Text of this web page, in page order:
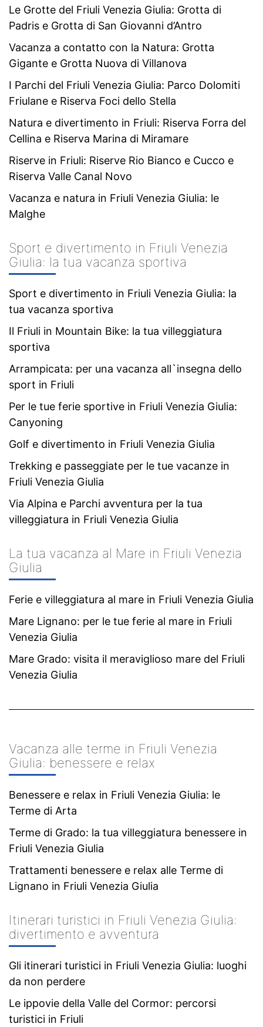
Le Grotte del Friuli Venezia Giulia: Grotta di
Padris e Grotta di San Giovanni d’Antro
Vacanza a contatto con la Natura: Grotta
Gigante e Grotta Nuova di Villanova
I Parchi del Friuli Venezia Giulia: Parco Dolomiti
Friulane e Riserva Foci dello Stella
Natura e divertimento in Friuli: Riserva Forra del
Cellina e Riserva Marina di Miramare
Riserve in Friuli: Riserve Rio Bianco e Cucco e
Riserva Valle Canal Novo
Vacanza e natura in Friuli Venezia Giulia: le
Malghe
Sport e divertimento in Friuli Venezia
Giulia: la tua vacanza sportiva
Sport e divertimento in Friuli Venezia Giulia: la
tua vacanza sportiva
Il Friuli in Mountain Bike: la tua villeggiatura
sportiva
Arrampicata: per una vacanza all`insegna dello
sport in Friuli
Per le tue ferie sportive in Friuli Venezia Giulia:
Canyoning
Golf e divertimento in Friuli Venezia Giulia
Trekking e passeggiate per le tue vacanze in
Friuli Venezia Giulia
Via Alpina e Parchi avventura per la tua
villeggiatura in Friuli Venezia Giulia
La tua vacanza al Mare in Friuli Venezia
Giulia
Ferie e villeggiatura al mare in Friuli Venezia Giulia
Mare Lignano: per le tue ferie al mare in Friuli
Venezia Giulia
Mare Grado: visita il meraviglioso mare del Friuli
Venezia Giulia
Vacanza alle terme in Friuli Venezia
Giulia: benessere e relax
Benessere e relax in Friuli Venezia Giulia: le
Terme di Arta
Terme di Grado: la tua villeggiatura benessere in
Friuli Venezia Giulia
Trattamenti benessere e relax alle Terme di
Lignano in Friuli Venezia Giulia
Itinerari turistici in Friuli Venezia Giulia:
divertimento e avventura
Gli itinerari turistici in Friuli Venezia Giulia: luoghi
da non perdere
Le ippovie della Valle del Cormor: percorsi
turistici in Friuli